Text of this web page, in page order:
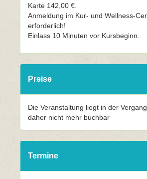
Karte 142,00 €.
Anmeldung im Kur- und Wellness-
erforderlich!
Einlass 10 Minuten vor Kursbeginn.
Preise
Die Veranstaltung liegt in der
daher nicht mehr buchbar
Termine